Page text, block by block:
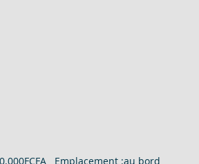
Emplacement :au bord